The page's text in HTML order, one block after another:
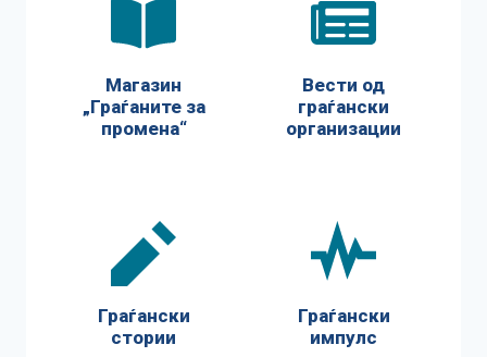
Магазин
„Граѓаните за
промена“
Вести од
граѓански
организации
Граѓански
стории
Граѓански
импулс